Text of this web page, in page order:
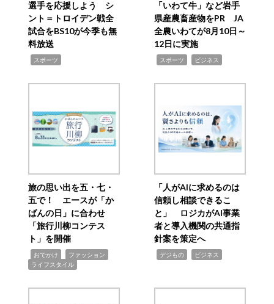
選手を応援しよう シ
ント＝トロイデン戦全
試合をBS10が今季も無
料放送
スポーツ
「いわて牛」など岩手
県産農畜産物をPR JA
全農いわてが8月10日～
12日に実施
スポーツ ビジネス
旅の思い出を五・七・
五で！ エースが「か
ばんの日」に合わせ
「旅行川柳コンテス
ト」を開催
おでかけ ファッション
ライフスタイル
「人がAIに求めるのは
信頼し相談できるこ
と」 ロジカがAI事業
者と導入機関の共通指
針案を策定へ
デジもの ビジネス